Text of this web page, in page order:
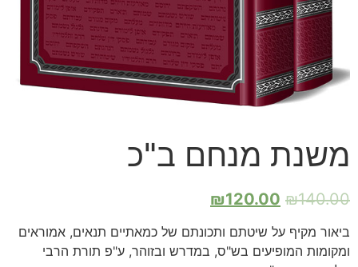
משנת מנחם ב"כ
₪140.00
₪120.00
ביאור מקיף על שיטתם ותכונתם של כמאתיים תנאים, אמוראים
ומקומות המופיעים בש"ס, במדרש ובזוהר, ע"פ תורת הרבי